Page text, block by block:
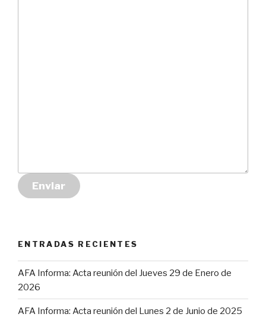
Enviar
ENTRADAS RECIENTES
AFA Informa: Acta reunión del Jueves 29 de Enero de
2026
AFA Informa: Acta reunión del Lunes 2 de Junio de 2025